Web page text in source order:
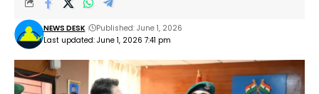
Last updated: June 1, 2026 7:41 pm
NEWS DESK Published: June 1, 2026